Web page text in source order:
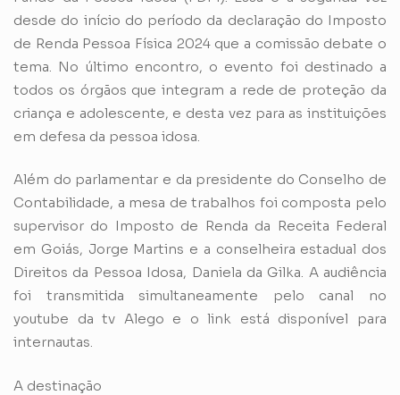
desde do início do período da declaração do Imposto
de Renda Pessoa Física 2024 que a comissão debate o
tema. No último encontro, o evento foi destinado a
todos os órgãos que integram a rede de proteção da
criança e adolescente, e desta vez para as instituições
em defesa da pessoa idosa.
Além do parlamentar e da presidente do Conselho de
Contabilidade, a mesa de trabalhos foi composta pelo
supervisor do Imposto de Renda da Receita Federal
em Goiás, Jorge Martins e a conselheira estadual dos
Direitos da Pessoa Idosa, Daniela da Gilka. A audiência
foi transmitida simultaneamente pelo canal no
youtube da tv Alego e o link está disponível para
internautas.
A destinação